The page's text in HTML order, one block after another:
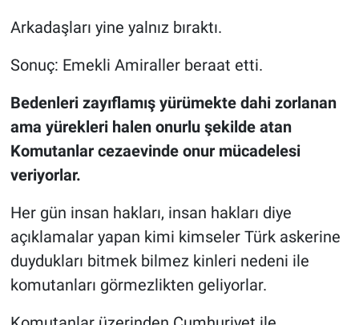
Arkadaşları yine yalnız bıraktı.
Sonuç: Emekli Amiraller beraat etti.
Bedenleri zayıflamış yürümekte dahi zorlanan
ama yürekleri halen onurlu şekilde atan
Komutanlar cezaevinde onur mücadelesi
veriyorlar.
Her gün insan hakları, insan hakları diye
açıklamalar yapan kimi kimseler Türk askerine
duydukları bitmek bilmez kinleri nedeni ile
komutanları görmezlikten geliyorlar.